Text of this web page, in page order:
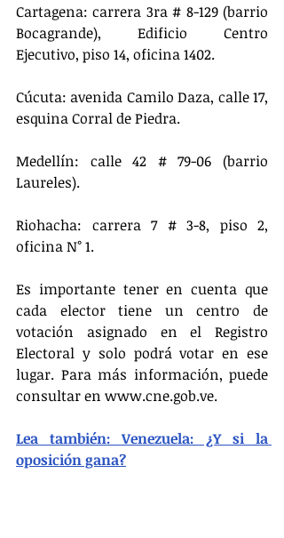
Cartagena: carrera 3ra # 8-129 (barrio
Bocagrande), Edificio Centro
Ejecutivo, piso 14, oficina 1402.
Cúcuta: avenida Camilo Daza, calle 17,
esquina Corral de Piedra.
Medellín: calle 42 # 79-06 (barrio
Laureles).
Riohacha: carrera 7 # 3-8, piso 2,
oficina N° 1.
Es importante tener en cuenta que
cada elector tiene un centro de
votación asignado en el Registro
Electoral y solo podrá votar en ese
lugar. Para más información, puede
consultar en www.cne.gob.ve.
Lea también: Venezuela: ¿Y si la
oposición gana?